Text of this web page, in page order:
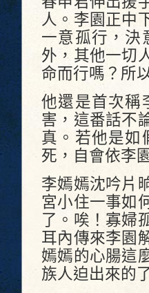
人。李園正中
一意孤行，決
外，其他一切
命而行嗎？所
他還是首次稱
害，這番話不
真。若他是如
死，自會依李
李嫣嫣沈吟片
宮小住一事如
了。唉！寡婦
耳內傳來李園
嫣嫣的心腸這
族人迫出來的